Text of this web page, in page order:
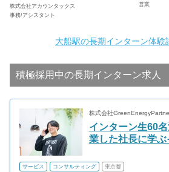
株式会社アカウンタックス
事務/アシスタント
営業
大船駅の長期インターン体験
積極採用中の長期インターン求人
株式会社
インターン生60
業した社長に学
サービス コンサルティング 東京都